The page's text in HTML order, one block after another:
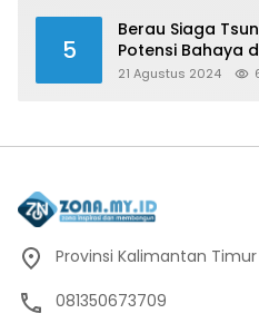
5
Berau Siaga
Potensi Bahaya
Sulawesi
21 Agustus 2024
Provinsi Kalimantan Timur
081350673709